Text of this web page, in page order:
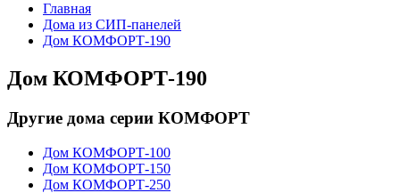
Главная
Дома из СИП-панелей
Дом КОМФОРТ-190
Дом КОМФОРТ-190
Другие дома серии КОМФОРТ
Дом КОМФОРТ-100
Дом КОМФОРТ-150
Дом КОМФОРТ-250